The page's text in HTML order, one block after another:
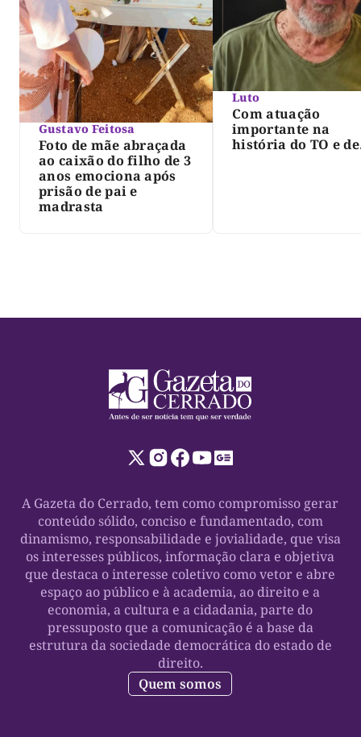
Gustavo Feitosa
Foto de mãe abraçada
ao caixão do filho de 3
anos emociona após
prisão de pai e
madrasta
Luto
Com atuação
importante na
história do TO e de
A Gazeta do Cerrado, tem como compromisso gerar
conteúdo sólido, conciso e fundamentado, com
dinamismo, responsabilidade e jovialidade, que visa
os interesses públicos, informação clara e objetiva
que destaca o interesse coletivo como vetor e abre
espaço ao público e à academia, ao direito e a
economia, a cultura e a cidadania, parte do
pressuposto que a comunicação é a base da
estrutura da sociedade democrática do estado de
direito.
Quem somos